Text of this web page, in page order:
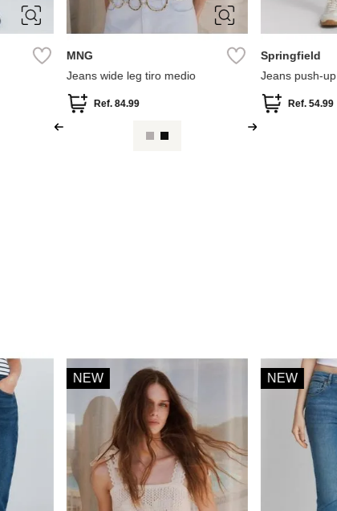
MNG
Jeans wide leg tiro medio
Ref. 84.99
44
Springfield
Jeans push-up
Ref. 54.99
NEW NEW